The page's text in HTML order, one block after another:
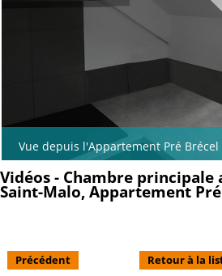
Vue depuis l'Appartement Pré Brécel
Vidéos - Chambre principale
Saint-Malo, Appartement
Précédent Retour à la